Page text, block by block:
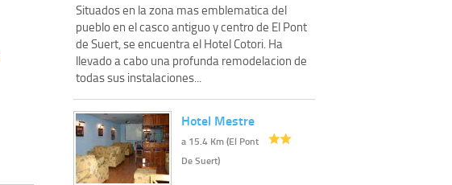
Situados en la zona mas emblematica del
pueblo en el casco antiguo y centro de El Pont
de Suert, se encuentra el Hotel Cotori. Ha
llevado a cabo una profunda remodelacion de
todas sus instalaciones...
Hotel Mestre
a 15.4 Km (El Pont
De Suert)